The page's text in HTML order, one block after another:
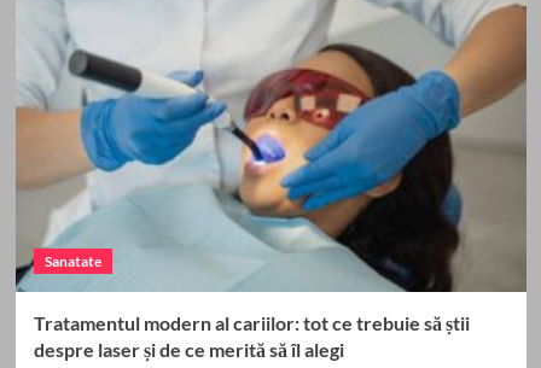
Sanatate
Tratamentul modern al cariilor: tot ce trebuie să știi
despre laser și de ce merită să îl alegi